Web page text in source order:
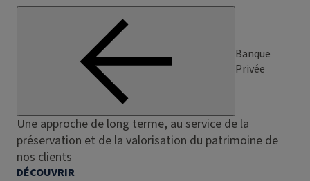
Banque
Privée
Une approche de long terme, au service de la
préservation et de la valorisation du patrimoine de
nos clients
DÉCOUVRIR